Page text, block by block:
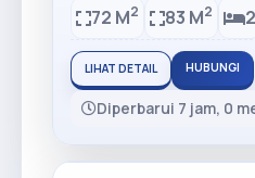
72 M2 83 M2 2
LIHAT DETAIL HUBUNGI
Diperbarui 7 jam, 0